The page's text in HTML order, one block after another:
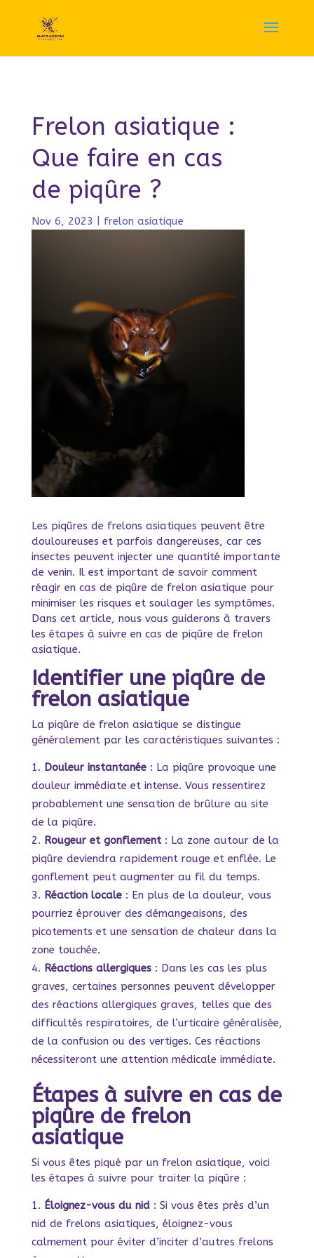
Frelon asiatique :
Que faire en cas
de piqûre ?
Nov 6, 2023 frelon asiatique
Les piqûres de frelons asiatiques peuvent être
douloureuses et parfois dangereuses, car ces
insectes peuvent injecter une quantité importante
de venin. Il est important de savoir comment
réagir en cas de piqûre de frelon asiatique pour
minimiser les risques et soulager les symptômes.
Dans cet article, nous vous guiderons à travers
les étapes à suivre en cas de piqûre de frelon
asiatique.
Identifier une piqûre de
frelon asiatique
La piqûre de frelon asiatique se distingue
généralement par les caractéristiques suivantes :
Douleur instantanée: La piqûre provoque une
douleur immédiate et intense. Vous ressentirez
probablement une sensation de brûlure au site
de la piqûre.
Rougeur et gonflement: La zone autour de la
piqûre deviendra rapidement rouge et enflée. Le
gonflement peut augmenter au fil du temps.
Réaction locale: En plus de la douleur, vous
pourriez éprouver des démangeaisons, des
picotements et une sensation de chaleur dans la
zone touchée.
Réactions allergiques: Dans les cas les plus
graves, certaines personnes peuvent développer
des réactions allergiques graves, telles que des
difficultés respiratoires, de l’urticaire généralisée,
de la confusion ou des vertiges. Ces réactions
nécessiteront une attention médicale immédiate.
Étapes à suivre en cas de
piqûre de frelon
asiatique
Si vous êtes piqué par un frelon asiatique, voici
les étapes à suivre pour traiter la piqûre :
Éloignez-vous du nid: Si vous êtes près d’un
nid de frelons asiatiques, éloignez-vous
calmement pour éviter d’inciter d’autres frelons